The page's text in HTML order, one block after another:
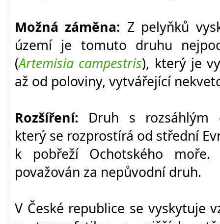
Možná záměna: Z pelyňků
území je tomuto druhu
(Artemisia campestris), který je
až od poloviny, vytvářející
Rozšíření: Druh s rozsáhlým
který se rozprostírá od střední
k pobřeží Ochotského
považován za nepůvodní druh.
V České republice se vyskytuje